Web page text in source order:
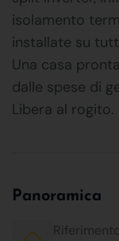
isolamento
installate su
Una casa
dalle spese di
Libera al rogito.
Panoramica